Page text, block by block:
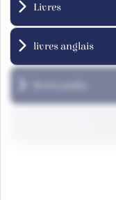
Livres
livres anglais